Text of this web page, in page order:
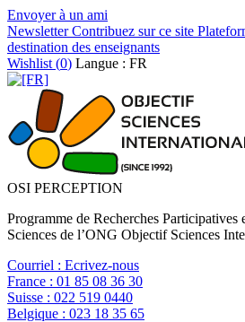
Envoyer à un ami
NewsletterContribuez sur ce site
destination des enseignants
Wishlist (0) Langue : FR
OSI PERCEPTION
Programme de Recherches Participatives
Sciences de l’ONG Objectif Sciences
Courriel : Ecrivez-nous
France : 01 85 08 36 30
Suisse : 022 519 0440
Belgique : 023 18 35 65